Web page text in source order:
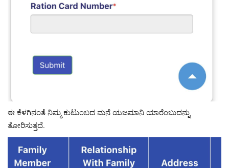
ಈ ಕೆಳಗಿನಂತೆ ನಿಮ್ಮ ಕುಟುಂಬದ ಮನೆ ಯಜಮಾನಿ ಯಾರೆಂಬುದನ್ನು
ತೋರಿಸುತ್ತದೆ.